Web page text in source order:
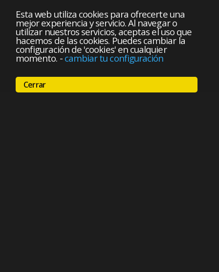
Esta web utiliza cookies para ofrecerte una
mejor experiencia y servicio. Al navegar o
utilizar nuestros servicios, aceptas el uso que
hacemos de las cookies. Puedes cambiar la
configuración de 'cookies' en cualquier
momento. - cambiar tu configuración
Cerrar